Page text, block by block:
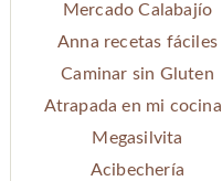
Mercado Calabajío
Anna recetas fáciles
Caminar sin Gluten
Atrapada en mi cocina
Megasilvita
Acibechería